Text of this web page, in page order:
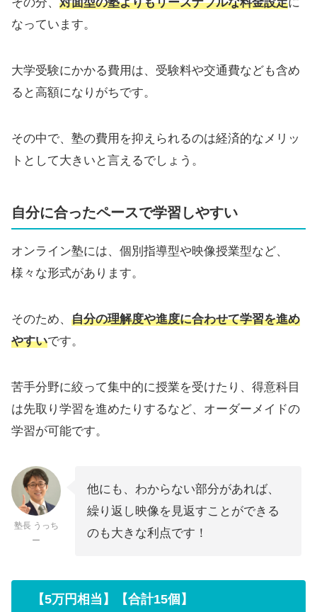
なっています。
大学受験にかかる費用は、受験料や交通費なども含め
ると高額になりがちです。
その中で、塾の費用を抑えられるのは経済的なメリッ
トとして大きいと言えるでしょう。
自分に合ったペースで学習しやすい
オンライン塾には、個別指導型や映像授業型など、
様々な形式があります。
そのため、 自分の理解度や進度に合わせて学習を進め
やすいです。
苦手分野に絞って集中的に授業を受けたり、得意科目
は先取り学習を進めたりするなど、オーダーメイドの
学習が可能です。
塾長 うっち
ー
他にも、わからない部分があれば、
繰り返し映像を見返すことができる
のも大きな利点です！
【5万円相当】【合計15個】